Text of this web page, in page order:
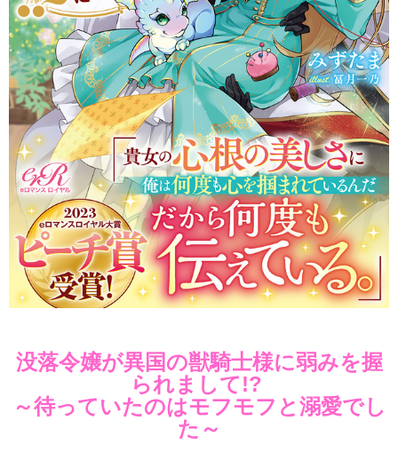
没落令嬢が異国の獣騎士様に弱みを握
られまして!?
～待っていたのはモフモフと溺愛でし
た～